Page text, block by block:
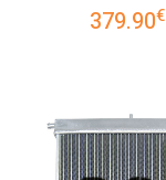
379.90€